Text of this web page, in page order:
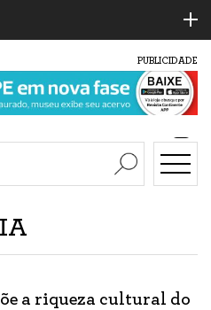
PUBLICIDADE
a riqueza cultural do